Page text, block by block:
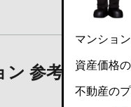
ン 参考価格情報
マンショ
資産価格
不動産の